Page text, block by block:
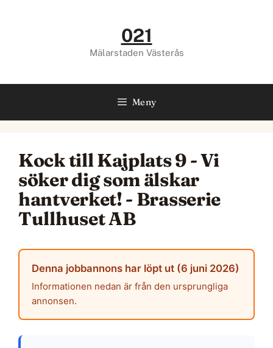
021
Mälarstaden Västerås
Meny
Kock till Kajplats 9 - Vi
söker dig som älskar
hantverket! - Brasserie
Tullhuset AB
Denna jobbannons har löpt ut (6 juni 2026)
Informationen nedan är från den ursprungliga
annonsen.